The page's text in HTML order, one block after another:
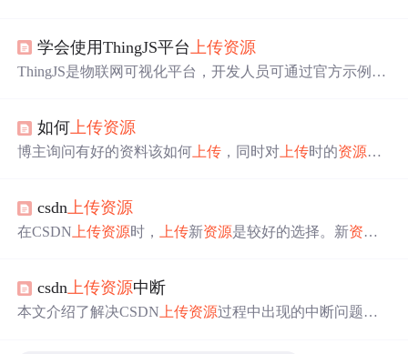
学会使用ThingJS平台 上传资源
ThingJS是物联网可视化平台，开发人员可通过官方示例着
模型，以及使用图片、css、js
发之旅。
如何上传资源
博主询问有好的资料该如何 上传 ，同时对 上传时的资源积
csdn上传资源
在CSDN 上传资源时， 上传新资源是较好的选择。新资源
csdn上传资源中断
本文介绍了解决CSDN上传资源过程中出现的中断问题，